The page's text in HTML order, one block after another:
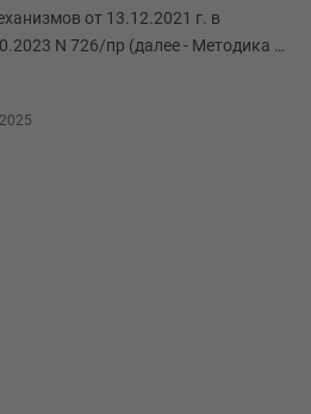
от 13.12.2021 г. в
N 726/пр (далее - Методика №
перебаз